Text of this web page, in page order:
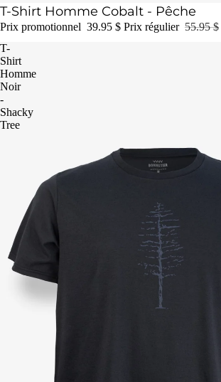
Épuisé
T-Shirt Homme Cobalt - Pêche
Prix promotionnel 39.95 $ Prix régulier 55.95 $
T-
Shirt
Homme
Noir
-
Shacky
Tree